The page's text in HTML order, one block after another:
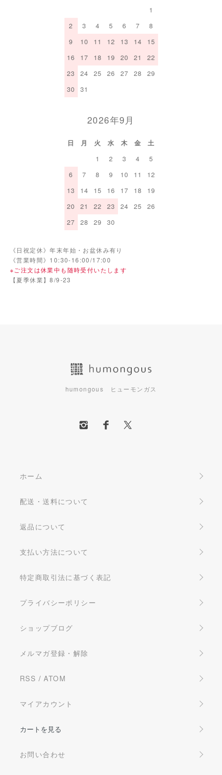
1
2
3 4 5 6 7
8
9
10 11 12 13 14
15
16
17 18 19 20 21
22
23
24 25 26 27 28
29
30
31
2026年9月
日 月 火 水 木 金
土
1
2 3 4
5
6
7 8 9 10 11
12
13
14 15 16 17 18
19
20
21 22 23 24 25
26
27
28 29 30
《日祝定休》年末年始・お盆休み有り
《営業時間》10:30-16:00/17:00
※ご注文は休業中も随時受付いたします
【夏季休業】8/9-23
humongous ヒューモンガス
ホーム
配送・送料について
返品について
支払い方法について
特定商取引法に基づく表記
プライバシーポリシー
ショップブログ
メルマガ登録・解除
RSS /ATOM
マイアカウント
カートを見る
お問い合わせ